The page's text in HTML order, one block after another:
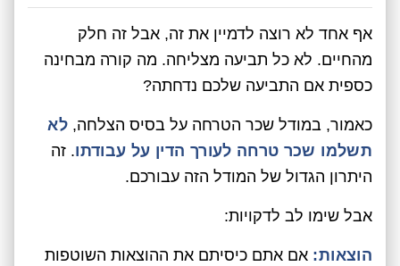
אף אחד לא רוצה לדמיין את זה, אבל זה חלק
מהחיים. לא כל תביעה מצליחה. מה קורה מבחינה
כספית אם התביעה שלכם נדחתה?
כאמור, במודל שכר הטרחה על בסיס הצלחה, לא
תשלמו שכר טרחה לעורך הדין על עבודתו. זה
היתרון הגדול של המודל הזה עבורכם.
אבל שימו לב לדקויות:
הוצאות: אם אתם כיסיתם את ההוצאות השוטפות